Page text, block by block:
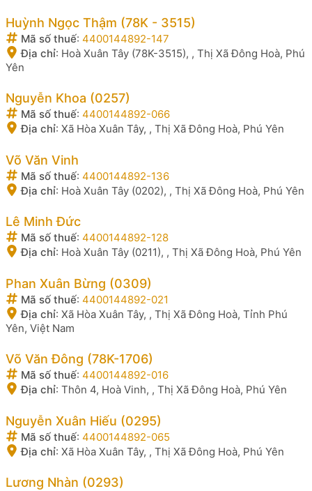
Huỳnh Ngọc Thậm (78K - 3515)
Mã số thuế: 4400144892-147
Địa chỉ: Hoà Xuân Tây (78K-3515), , Thị Xã Đông Hoà, Phú
Yên
Nguyễn Khoa (0257)
Mã số thuế: 4400144892-066
Địa chỉ: Xã Hòa Xuân Tây, , Thị Xã Đông Hoà, Phú Yên
Võ Văn Vinh
Mã số thuế: 4400144892-136
Địa chỉ: Hoà Xuân Tây (0202), , Thị Xã Đông Hoà, Phú Yên
Lê Minh Đức
Mã số thuế: 4400144892-128
Địa chỉ: Hoà Xuân Tây (0211), , Thị Xã Đông Hoà, Phú Yên
Phan Xuân Bừng (0309)
Mã số thuế: 4400144892-021
Địa chỉ: Xã Hòa Xuân Tây, , Thị Xã Đông Hoà, Tỉnh Phú
Yên, Việt Nam
Võ Văn Đông (78K-1706)
Mã số thuế: 4400144892-016
Địa chỉ: Thôn 4, Hoà Vinh, , Thị Xã Đông Hoà, Phú Yên
Nguyễn Xuân Hiếu (0295)
Mã số thuế: 4400144892-065
Địa chỉ: Xã Hòa Xuân Tây, , Thị Xã Đông Hoà, Phú Yên
Lương Nhàn (0293)